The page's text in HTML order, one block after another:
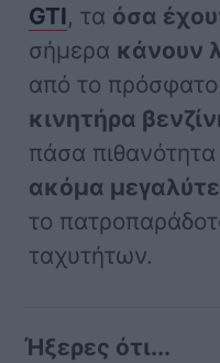
GTI, τα όσα
σήμερα κάνουν
από το
κινητήρα
πάσα πιθανότητα
ακόμα
το
ταχυτήτων.
Ήξερες ότι...